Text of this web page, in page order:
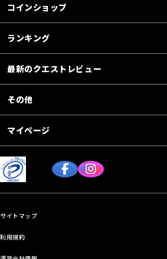
コインショップ
ランキング
最新のクエストレビュー
その他
マイページ
サイトマップ
利用規約